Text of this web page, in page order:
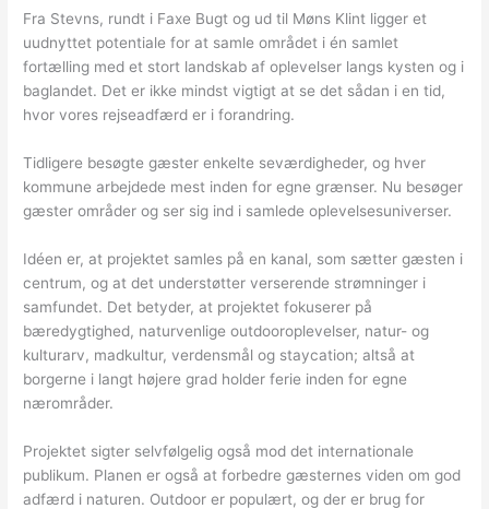
Fra Stevns, rundt i Faxe Bugt og ud til Møns Klint ligger et
uudnyttet potentiale for at samle området i én samlet
fortælling med et stort landskab af oplevelser langs kysten og i
baglandet. Det er ikke mindst vigtigt at se det sådan i en tid,
hvor vores rejseadfærd er i forandring.
Tidligere besøgte gæster enkelte seværdigheder, og hver
kommune arbejdede mest inden for egne grænser. Nu besøger
gæster områder og ser sig ind i samlede oplevelsesuniverser.
Idéen er, at projektet samles på en kanal, som sætter gæsten i
centrum, og at det understøtter verserende strømninger i
samfundet. Det betyder, at projektet fokuserer på
bæredygtighed, naturvenlige outdooroplevelser, natur- og
kulturarv, madkultur, verdensmål og staycation; altså at
borgerne i langt højere grad holder ferie inden for egne
nærområder.
Projektet sigter selvfølgelig også mod det internationale
publikum. Planen er også at forbedre gæsternes viden om god
adfærd i naturen. Outdoor er populært, og der er brug for